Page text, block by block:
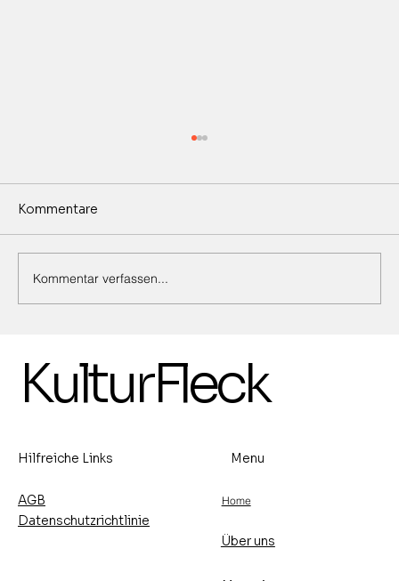
Malerei und Michael Ehlers,
Lederhandwerkskunst -15.- 30.8.2026
- Vernissage: Freitag, den 14.8.2026
Kommentare
Kommentar verfassen...
KulturFleck
Hilfreiche Links
AGB
Datenschutzrichtlinie
Menu
Home
Über uns